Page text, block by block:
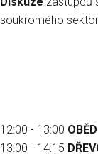
soukromého
12:00 - 13:00
13:00 - 14:15